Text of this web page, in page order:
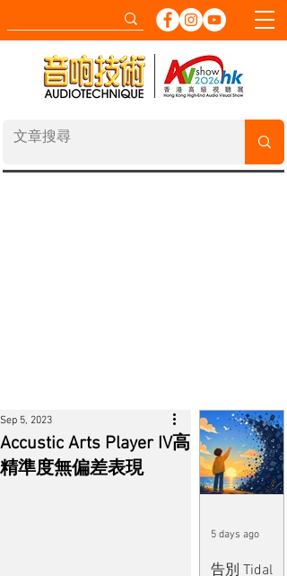
Accustic Arts Player IV高
精準度無偏差表現
Sep 5, 2023
告別 Tidal
5 days ago